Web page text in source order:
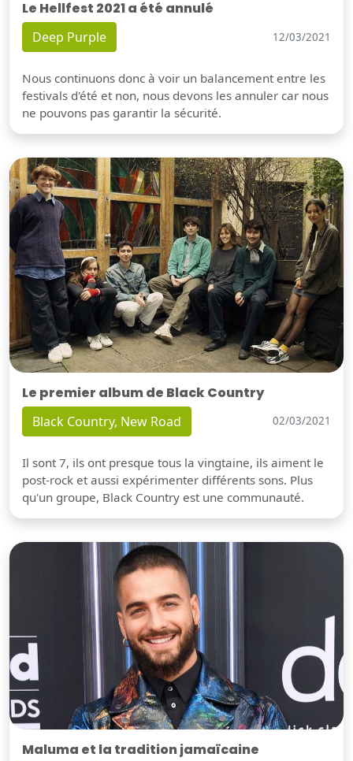
Le Hellfest 2021 a été annulé
Deep Purple 12/03/2021
Nous continuons donc à voir un balancement entre les
festivals d'été et non, nous devons les annuler car nous
ne pouvons pas garantir la sécurité.
Le premier album de Black Country
Black Country, New Road 02/03/2021
Il sont 7, ils ont presque tous la vingtaine, ils aiment le
post-rock et aussi expérimenter différents sons. Plus
qu'un groupe, Black Country est une communauté.
Maluma et la tradition jamaïcaine